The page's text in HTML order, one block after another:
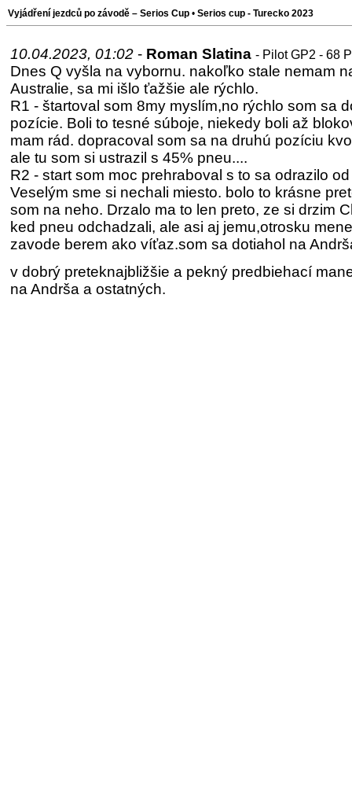
Vyjádření jezdců po závodě – Serios Cup • Serios cup - Turecko 2023
10.04.2023, 01:02 - Roman Slatina - Pilot GP2 - 68
Dnes Q vyšla na vybornu. nakoľko stale nemam
Australie, sa mi išlo ťažšie ale rýchlo.
R1 - štartoval som 8my myslím,no rýchlo som sa
pozície. Boli to tesné súboje, niekedy boli až
mam rád. dopracoval som sa na druhú pozíciu
ale tu som si ustrazil s 45% pneu....
R2 - start som moc prehraboval s to sa odrazilo
Veselým sme si nechali miesto. bolo to krásne
som na neho. Drzalo ma to len preto, ze si drzim
ked pneu odchadzali, ale asi aj jemu,otrosku
zavode berem ako víťaz.som sa dotiahol na
v dobrý preteknajbližšie a pekný predbiehací
na Andrša a ostatných.